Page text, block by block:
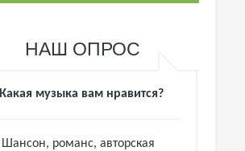
НАШ ОПРОС
Какая музыка вам нравится?
Шансон, романс, авторская